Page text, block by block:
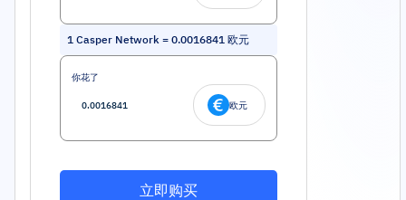
1 Casper Network = 0.0016841 欧元
你花了
欧元
立即购买